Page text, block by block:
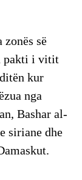
së
pakti i vitit
kur
nga
Bashar al-
siriane dhe